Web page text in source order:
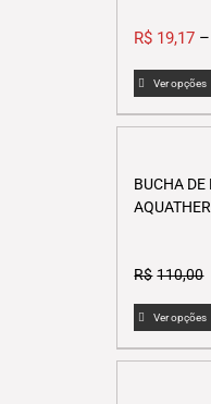
R$ 19,17 –
Ver opções
BUCHA DE
R$ 110,00
Ver opções